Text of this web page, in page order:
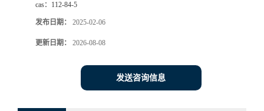
cas： 112-84-5
发布日期： 2025-02-06
更新日期： 2026-08-08
发送咨询信息